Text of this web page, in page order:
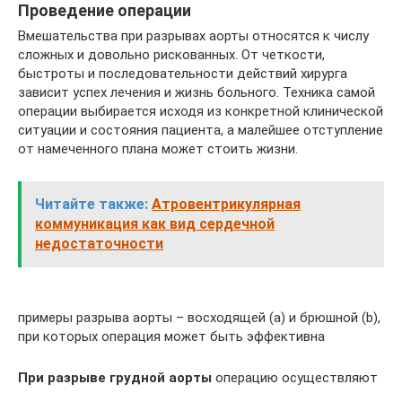
Проведение операции
Вмешательства при разрывах аорты относятся к числу
сложных и довольно рискованных. От четкости,
быстроты и последовательности действий хирурга
зависит успех лечения и жизнь больного. Техника самой
операции выбирается исходя из конкретной клинической
ситуации и состояния пациента, а малейшее отступление
от намеченного плана может стоить жизни.
Читайте также: Атровентрикулярная
коммуникация как вид сердечной
недостаточности
примеры разрыва аорты – восходящей (a) и брюшной (b),
при которых операция может быть эффективна
При разрыве грудной аорты операцию осуществляют